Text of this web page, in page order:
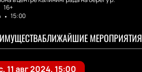
16+
15:00
БЛИЖАЙШИЕ МЕРОПРИЯТИЯ